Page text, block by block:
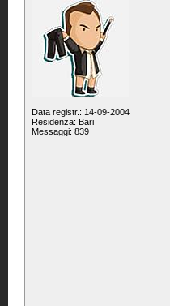
Data registr.: 14-09-2004
Residenza: Bari
Messaggi: 839